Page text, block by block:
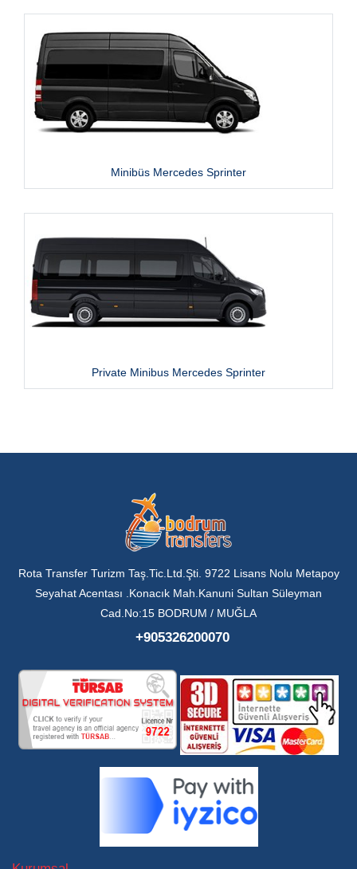
Minibüs Mercedes Sprinter
Private Minibus Mercedes Sprinter
Rota Transfer Turizm Taş.Tic.Ltd.Şti. 9722 Lisans Nolu Metapoy
Seyahat Acentası .Konacık Mah.Kanuni Sultan Süleyman
Cad.No:15 BODRUM / MUĞLA
+905326200070